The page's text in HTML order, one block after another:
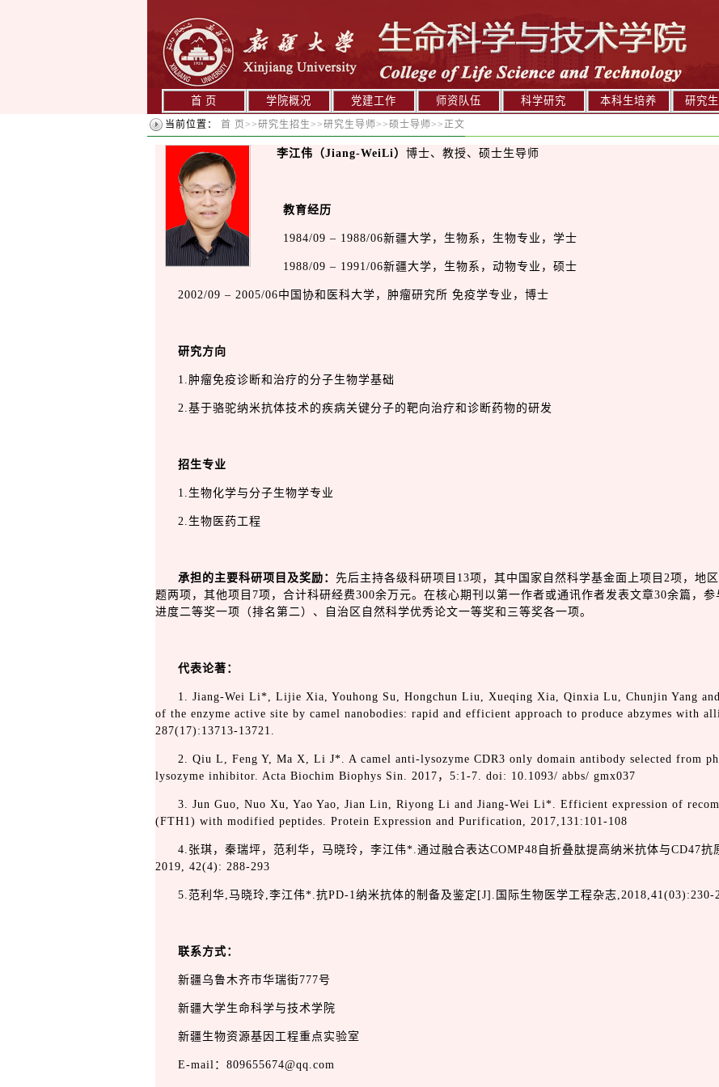
首 页 学院概况 党建工作 师资队伍 科学研究 本科生培养 研究
当前位置： 首 页>>研究生招生>>研究生导师>>硕士导师>>正文
李江伟（Jiang-WeiLi） 博士、教授、硕士生导师
教育经历
1984/09 – 1988/06新疆大学，生物系，生物专业，学士
1988/09 – 1991/06新疆大学，生物系，动物专业，硕士
2002/09 – 2005/06中国协和医科大学，肿瘤研究所 免疫学专业，博士
研究方向
1.肿瘤免疫诊断和治疗的分子生物学基础
2.基于骆驼纳米抗体技术的疾病关键分子的靶向治疗和诊断药物的研发
招生专业
1.生物化学与分子生物学专业
2.生物医药工程
承担的主要科研项目及奖励： 先后主持各级科研项目13项，其中国家自然科学基金面上项目2项，地
题两项，其他项目7项，合计科研经费300余万元。在核心期刊以第一作者或通讯作者发表文章30余篇，
进度二等奖一项（排名第二）、自治区自然科学优秀论文一等奖和三等奖各一项。
代表论著：
1. Jiang-Wei Li*, Lijie Xia, Youhong Su, Hongchun Liu, Xueqing Xia, Qinxia Lu, Chunjin Yang
of the enzyme active site by camel nanobodies: rapid and efficient approach to produce abzymes with
287(17):13713-13721.
2. Qiu L, Feng Y, Ma X, Li J*. A camel anti-lysozyme CDR3 only domain antibody selected from
lysozyme inhibitor. Acta Biochim Biophys Sin. 2017，5:1-7. doi: 10.1093/ abbs/ gmx037
3. Jun Guo, Nuo Xu, Yao Yao, Jian Lin, Riyong Li and Jiang-Wei Li*. Efficient expression of
(FTH1) with modified peptides. Protein Expression and Purification, 2017,131:101-108
4.张琪，秦瑞坪，范利华，马晓玲，李江伟*.通过融合表达COMP48自折叠肽提高纳米抗体与CD47
2019, 42(4): 288-293
5.范利华,马晓玲,李江伟*.抗PD-1纳米抗体的制备及鉴定[J].国际生物医学工程杂志,2018,41(03):230-
联系方式：
新疆乌鲁木齐市华瑞街777号
新疆大学生命科学与技术学院
新疆生物资源基因工程重点实验室
E-mail：809655674@qq.com